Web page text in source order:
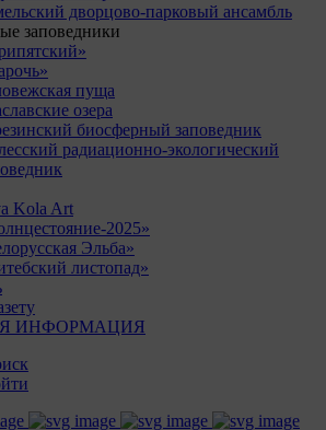
дворцово-парковый ансамбль
заповедники
пуща
озера
биосферный заповедник
радиационно-экологический
Kola Art
2025»
Эльба»
листопад»
ИНФОРМАЦИЯ